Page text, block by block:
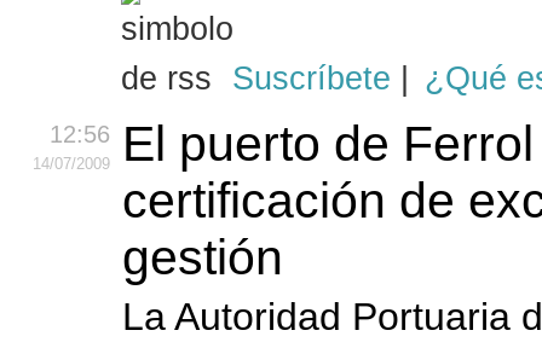
Suscríbete ¿Qué
12:56
14/07/2009
El puerto de
certificación de
gestión
La Autoridad Portuaria